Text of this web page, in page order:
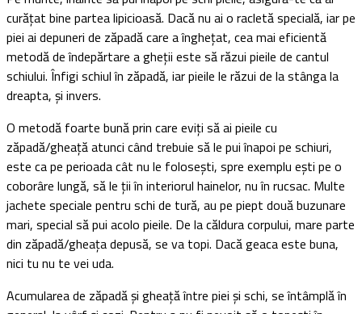
curățat bine partea lipicioasă. Dacă nu ai o racletă specială, iar pe
piei ai depuneri de zăpadă care a înghețat, cea mai eficientă
metodă de îndepărtare a gheții este să răzui pieile de cantul
schiului. Înfigi schiul în zăpadă, iar pieile le răzui de la stânga la
dreapta, și invers.
O metodă foarte bună prin care eviți să ai pieile cu
zăpadă/gheață atunci când trebuie să le pui înapoi pe schiuri,
este ca pe perioada cât nu le folosești, spre exemplu ești pe o
coborâre lungă, să le ții în interiorul hainelor, nu în rucsac. Multe
jachete speciale pentru schi de tură, au pe piept două buzunare
mari, special să pui acolo pieile. De la căldura corpului, mare parte
din zăpadă/gheața depusă, se va topi. Dacă geaca este buna,
nici tu nu te vei uda.
Acumularea de zăpadă și gheață între piei și schi, se întâmplă în